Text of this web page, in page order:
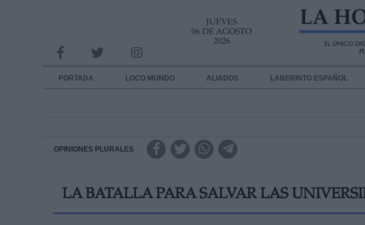
JUEVES
06 DE AGOSTO
2026
PORTADA LOCO MUNDO ALIADOS LABERINTO ESPAÑOL
OPINIONES PLURALES
LA BATALLA PARA SALVAR LAS
INFORMACION SOBRE LA PROTECCIÓN DE TUS DATOS
Responsable:
Destinatarios:
link
Información adicional
link